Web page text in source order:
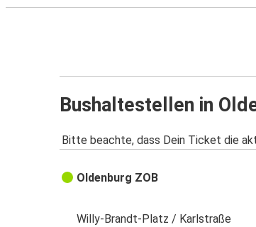
Bushaltestellen in
Bitte beachte, dass Dein Ticket die
Oldenburg ZOB
Willy-Brandt-Platz / Karlstraße